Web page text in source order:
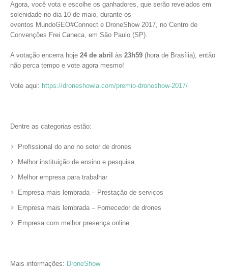
Agora, você vota e escolhe os ganhadores, que serão revelados em
solenidade no dia 10 de maio, durante os
eventos MundoGEO#Connect e DroneShow 2017, no Centro de
Convenções Frei Caneca, em São Paulo (SP).
A votação encerra hoje 24 de abril às 23h59 (hora de Brasília), então
não perca tempo e vote agora mesmo!
Vote aqui: https://droneshowla.com/premio-droneshow-2017/
Dentre as categorias estão:
Profissional do ano no setor de drones
Melhor instituição de ensino e pesquisa
Melhor empresa para trabalhar
Empresa mais lembrada – Prestação de serviços
Empresa mais lembrada – Fornecedor de drones
Empresa com melhor presença online
Mais informações: DroneShow